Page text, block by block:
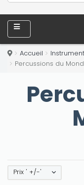
Accueil
Percussions du
Prix ' +/-'